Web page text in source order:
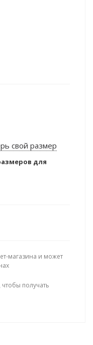
свой размер
для
магазина и может
, чтобы получать